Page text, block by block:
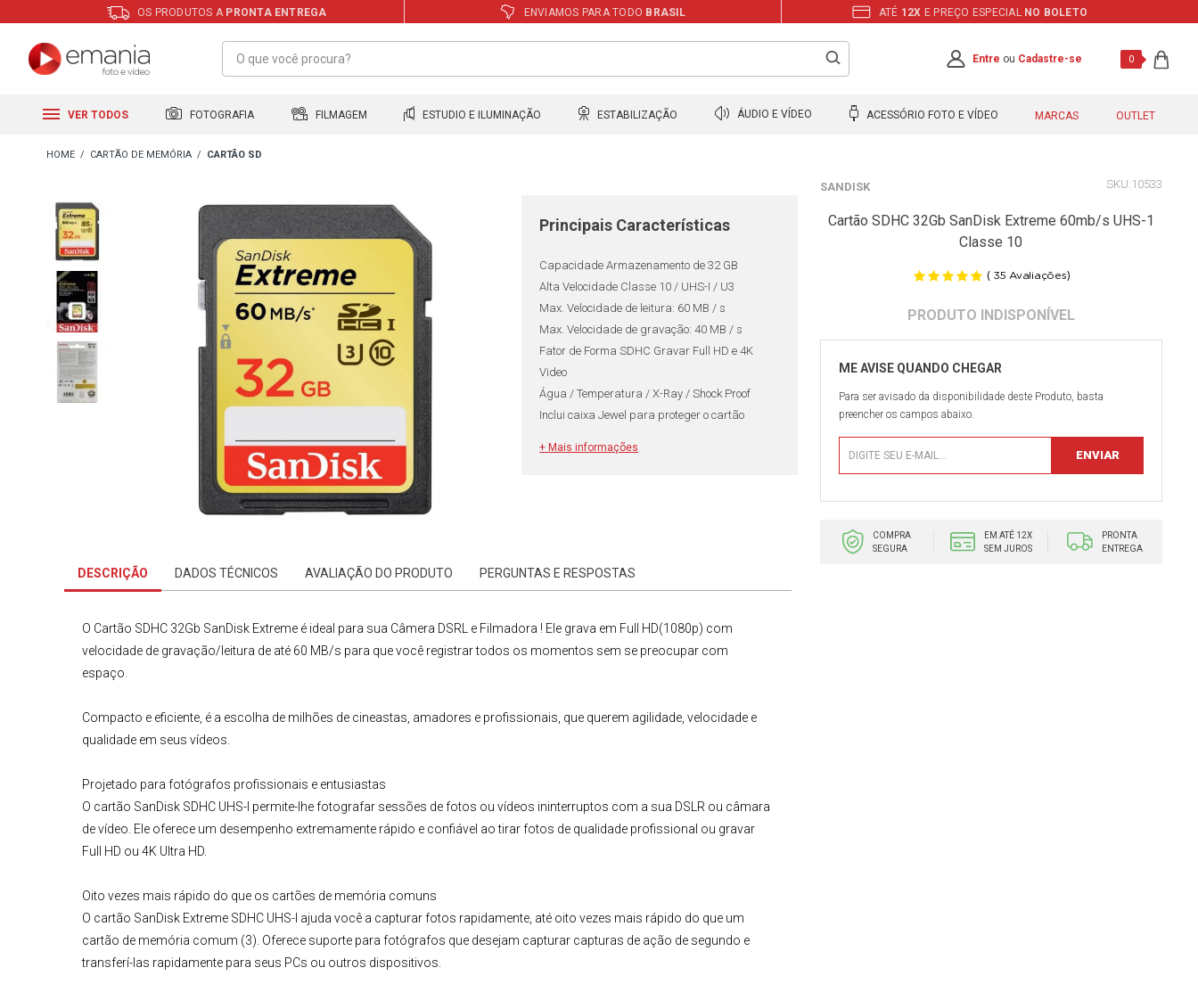
OS PRODUTOS A PRONTA ENTREGA ENVIAMOS PARA TODO BRASIL ATÉ 12X E PREÇO ESPECIAL NO BOLETO
Entre ou Cadastre-se 0
VER TODOS FOTOGRAFIA FILMAGEM ESTUDIO E ILUMINAÇÃO ESTABILIZAÇÃO ÁUDIO E VÍDEO ACESSÓRIO FOTO E VÍDEO MARCAS OUTLET
CARTÃO DE MEMÓRIA CARTÃO SD
Principais Características
Capacidade Armazenamento de 32 GB
Alta Velocidade Classe 10 / UHS-I / U3
Max. Velocidade de leitura: 60 MB / s
Max. Velocidade de gravação: 40 MB / s
Fator de Forma SDHC Gravar Full HD e 4K
Video
Água / Temperatura / X-Ray / Shock Proof
Inclui caixa Jewel para proteger o cartão
+ Mais informações
SANDISK 10533
Cartão SDHC 32Gb SanDisk Extreme 60mb/s UHS-1
Classe 10
( 35 Avaliações)
Para ser avisado da disponibilidade deste Produto, basta
preencher os campos abaixo.
COMPRA
SEGURA
EM ATÉ 12X
SEM JUROS
PRONTA
ENTREGA
DESCRIÇÃO DADOS TÉCNICOS AVALIAÇÃO DO PRODUTO PERGUNTAS E RESPOSTAS
O Cartão SDHC 32Gb SanDisk Extreme é ideal para sua Câmera DSRL e Filmadora ! Ele grava em Full HD(1080p) com
velocidade de gravação/leitura de até 60 MB/s para que você registrar todos os momentos sem se preocupar com
espaço.
Compacto e eficiente, é a escolha de milhões de cineastas, amadores e profissionais, que querem agilidade, velocidade e
qualidade em seus vídeos.
Projetado para fotógrafos profissionais e entusiastas
O cartão SanDisk SDHC UHS-I permite-lhe fotografar sessões de fotos ou vídeos ininterruptos com a sua DSLR ou câmara
de vídeo. Ele oferece um desempenho extremamente rápido e confiável ao tirar fotos de qualidade profissional ou gravar
Full HD ou 4K Ultra HD.
Oito vezes mais rápido do que os cartões de memória comuns
O cartão SanDisk Extreme SDHC UHS-I ajuda você a capturar fotos rapidamente, até oito vezes mais rápido do que um
cartão de memória comum (3). Oferece suporte para fotógrafos que desejam capturar capturas de ação de segundo e
transferí-las rapidamente para seus PCs ou outros dispositivos.